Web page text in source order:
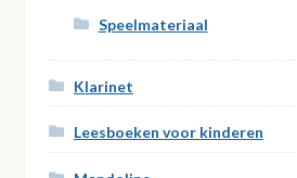
Speelmateriaal
Klarinet
Leesboeken voor kinderen